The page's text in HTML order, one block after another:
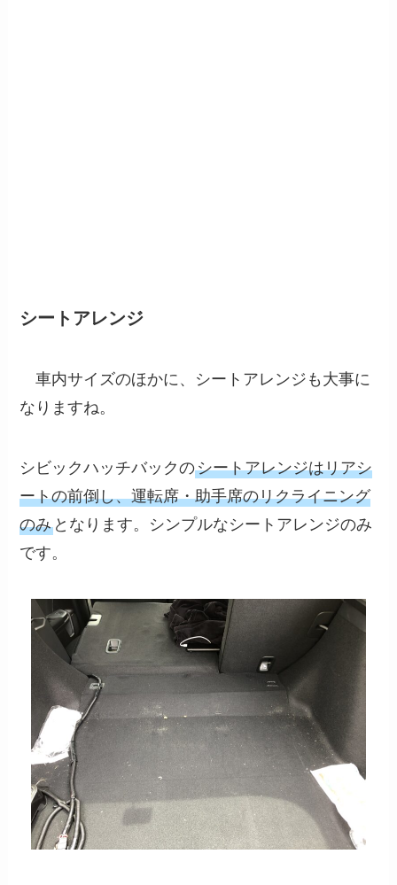
シートアレンジ
車内サイズのほかに、シートアレンジも大事に
なりますね。
シビックハッチバックのシートアレンジはリアシ
ートの前倒し、運転席・助手席のリクライニング
のみ となります。シンプルなシートアレンジのみ
です。